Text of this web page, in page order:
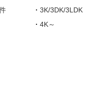
・ 3K/3DK/3LDK
・ 4K～